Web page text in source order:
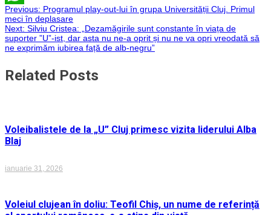
WhatsApp
Navigare
în
Previous: Programul play-out-lui în grupa Universității Cluj. Primul
meci în deplasare
Next: Silviu Cristea: „Dezamăgirile sunt constante în viața de
suporter ”U”-ist, dar asta nu ne-a oprit și nu ne va opri vreodată să
ne exprimăm iubirea față de alb-negru”
Related Posts
Voleibalistele de la „U” Cluj primesc vizita liderului Alba
Blaj
ianuarie 31, 2026
Voleiul clujean în doliu: Teofil Chiș, un nume de referință